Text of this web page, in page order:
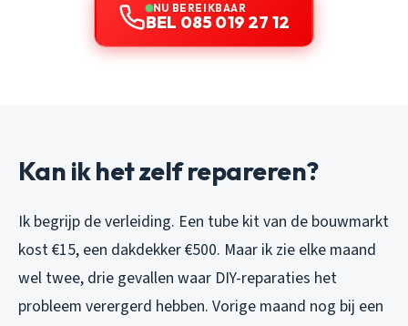
NU BEREIKBAAR
BEL 085 019 27 12
Kan ik het zelf repareren?
Ik begrijp de verleiding. Een tube kit van de bouwmarkt
kost €15, een dakdekker €500. Maar ik zie elke maand
wel twee, drie gevallen waar DIY-reparaties het
probleem verergerd hebben. Vorige maand nog bij een